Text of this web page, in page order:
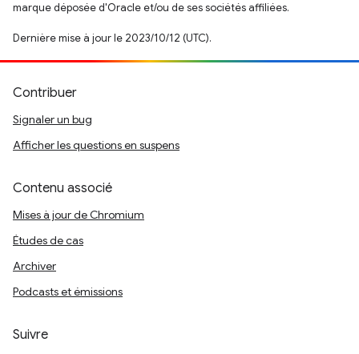
marque déposée d'Oracle et/ou de ses sociétés affiliées.
Dernière mise à jour le 2023/10/12 (UTC).
Contribuer
Signaler un bug
Afficher les questions en suspens
Contenu associé
Mises à jour de Chromium
Études de cas
Archiver
Podcasts et émissions
Suivre